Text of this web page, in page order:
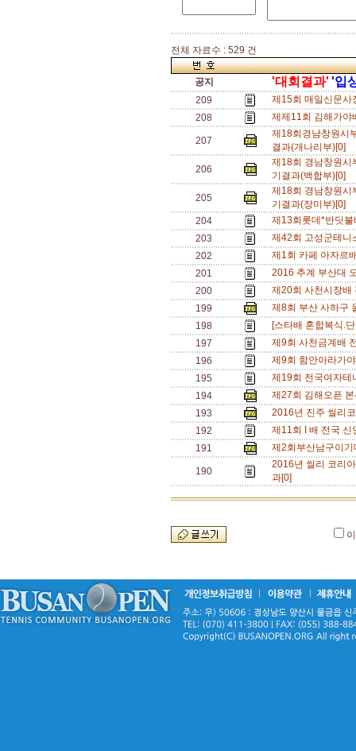
전체 자료수 : 529 건
공지 '대회결과' '입
209
제15회 매일신문
208
제제11회 김해가
207
제18회경남창원시
결과(개나리부)[0]
206
제18회 경남창원시
기결과(백합부)[0]
205
제18회 경남창원시
기결과(장미부)[0]
204
제13회롯데*반딧
203
제42회 고성군테
202
제1회 카페 아자르
201
2016 추계 부산대
200
제20회 사천시장
199
제8회 부산 사하구
198
[스타배 혼합복식.
197
제9회 사천금계배
196
제9회 함안아라가
195
제19회 전국여자
194
제27회 김해오픈
193
2016년 진주 씰리
192
제11회 I 배 전국
191
제2회부산남구이
190
2016년 씰리 코리
과[0]